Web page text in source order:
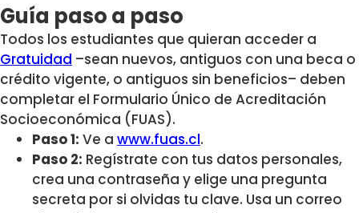
Guía paso a paso
Todos los estudiantes que quieran acceder a
Gratuidad –sean nuevos, antiguos con una beca o
crédito vigente, o antiguos sin beneficios– deben
completar el Formulario Único de Acreditación
Socioeconómica (FUAS).
Paso 1: Ve a www.fuas.cl.
Paso 2: Regístrate con tus datos personales,
crea una contraseña y elige una pregunta
secreta por si olvidas tu clave. Usa un correo